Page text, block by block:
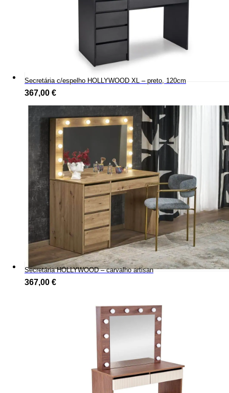
Secretária c/espelho HOLLYWOOD XL – preto, 120cm
367,00 €
Secretária HOLLYWOOD – carvalho artisan
367,00 €